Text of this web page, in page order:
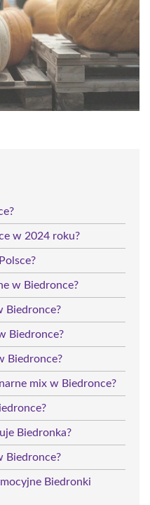
w 2024 roku?
w Biedronce?
Biedronce?
Biedronce?
Biedronce?
mix w Biedronce?
Biedronka?
Biedronce?
Biedronki